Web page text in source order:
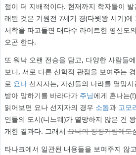
점이 더 지배적이다. 현재까지 학자들이
래된 것은 기원전 7세기 경(다윗왕 시기)에
서학을 파고들면 대다수 라이트한 평신도
오곤 한다.
또 워낙 오랜 전승을 담고, 다양한 사람들
보니, 서로 다른 신학적 관점을 보여주는
로 요나선지자는, 자신들의 나라를 멸망
받아 망하기를 바라다가 주님에게 혼나는
읽어보면 요나 선지자의 경우 소돔과 고모
인들의 도시(니느웨)가 멸망하지 않은 건
개한 결과다. 그래서요나의 징징거림에도
타나크에서 일관된 내용들을 보여주지 않